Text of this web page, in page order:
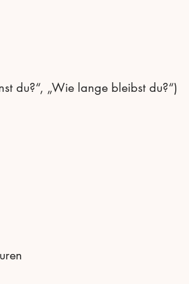
du?“, „Wie lange bleibst du?“)